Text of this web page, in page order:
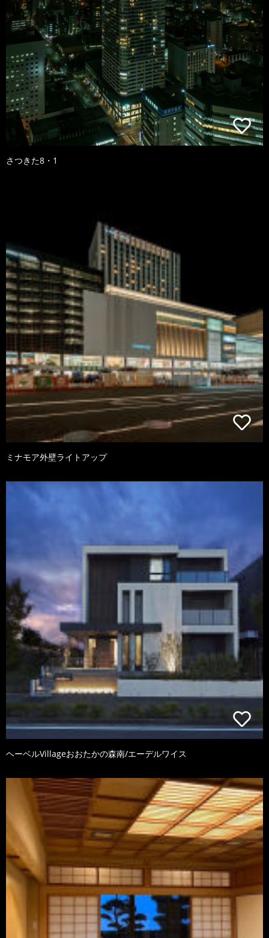
さつきた8・1
ミナモア外壁ライトアップ
ヘーベルVillageおおたかの森南/エーデルワイス